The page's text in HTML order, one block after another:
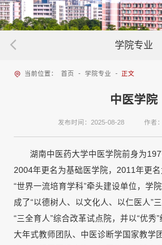
学院专业
当前位置： 首页 - 学院专业 - 正文
中医学院
发布时间：2025-08-28 作者：
湖南中医药大学中医学院前身为
2004年更名为基础医学院，2011年更
“世界一流培育学科”牵头建设单位，学
成了“以德树人、以文化人、以仁医人”
“三全育人”综合改革试点院，并以“优秀
大年式教师团队、中医诊断学国家教学